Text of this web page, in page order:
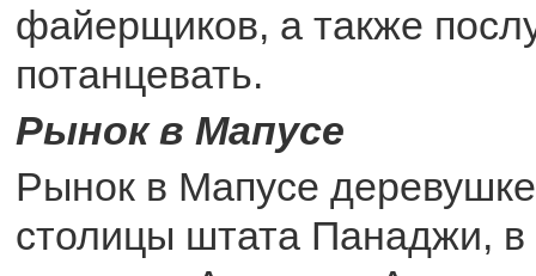
файерщиков, а также
потанцевать.
Рынок в Мапусе
Рынок в Мапусе
столицы штата Панаджи, в